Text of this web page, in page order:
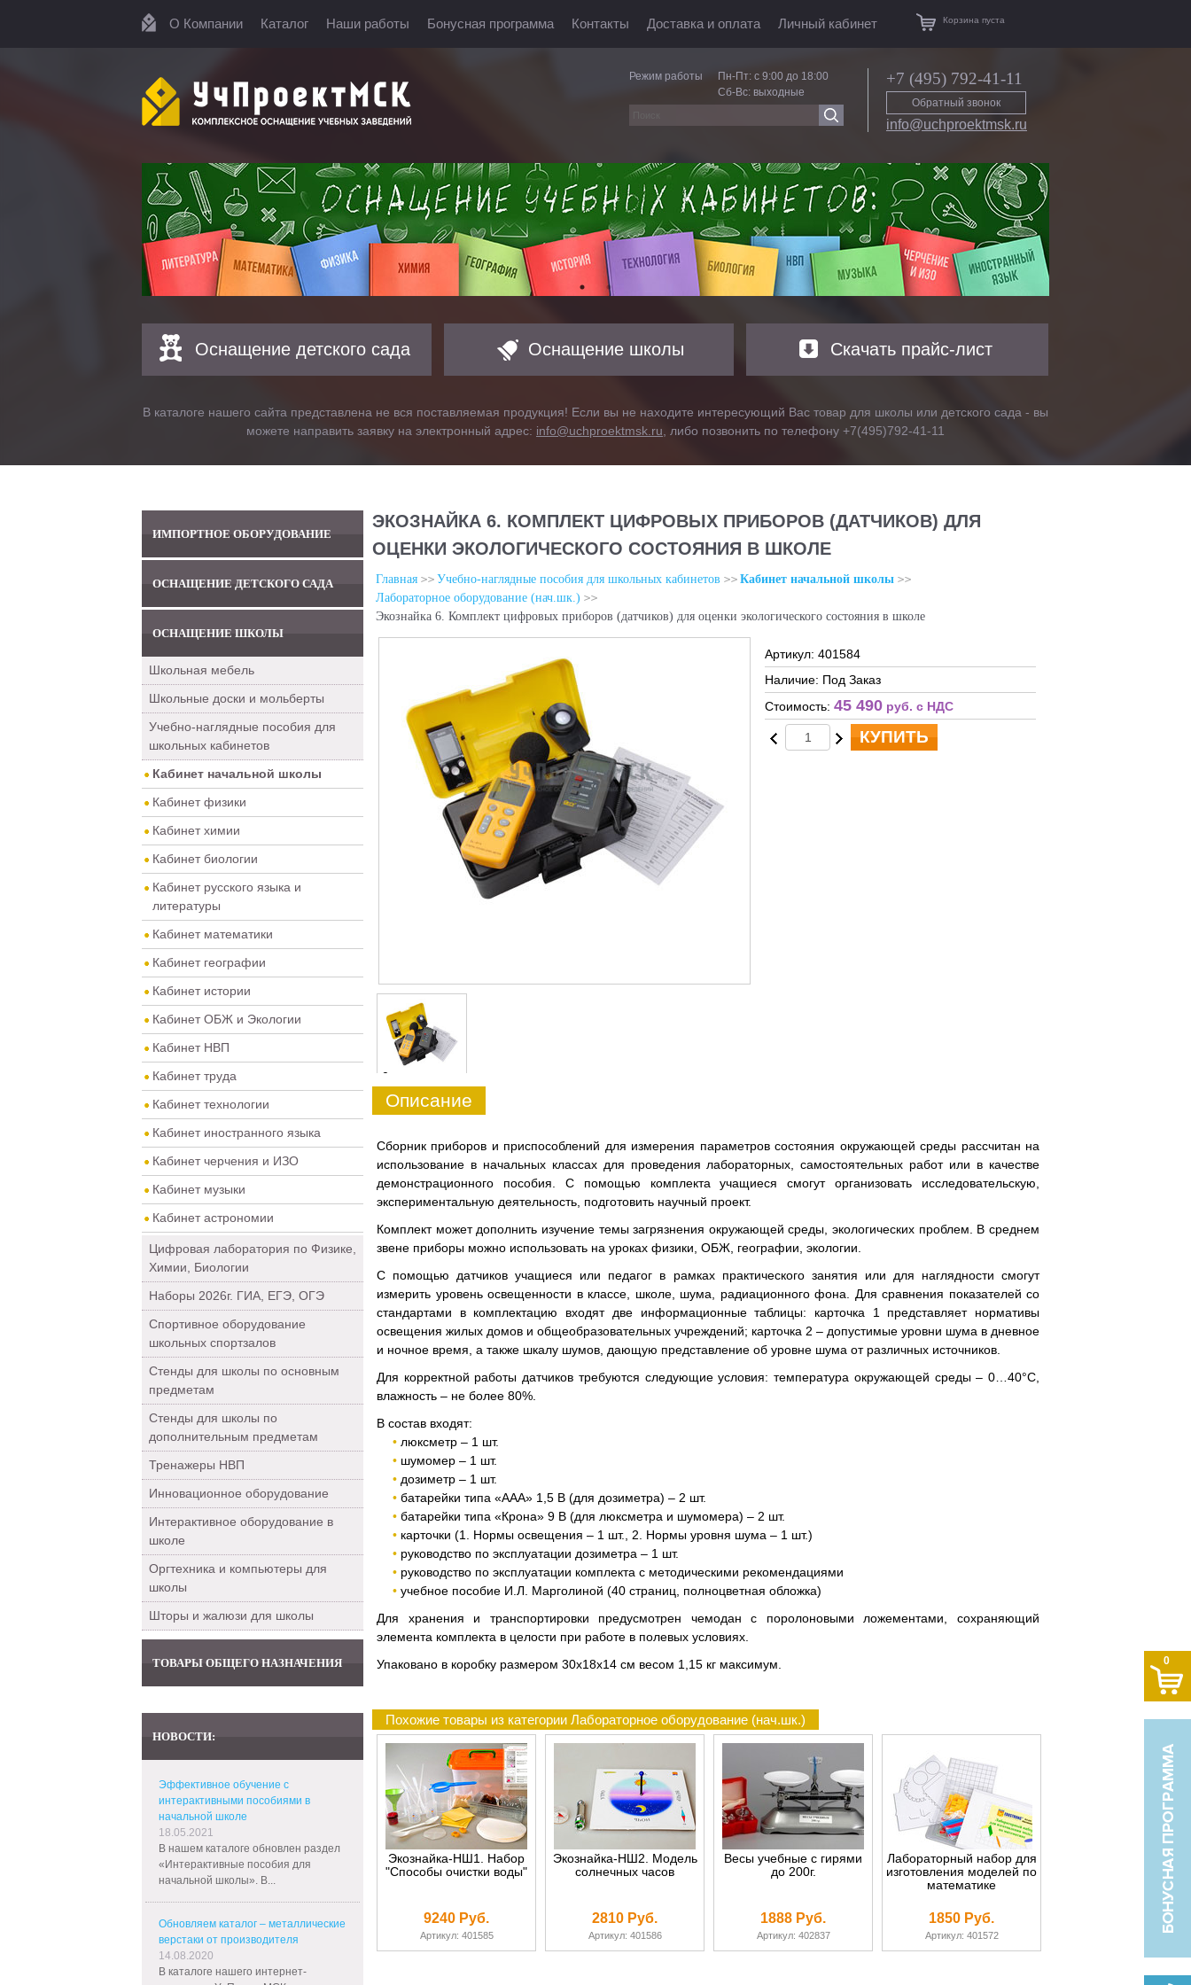
О Компании Каталог Наши работы Бонусная программа Контакты Доставка и оплата Личный кабинет Корзина пуста
Режим работы
Пн-Пт: с 9:00 до 18:00
Сб-Вс: выходные
+7 (495) 792-41-11
Обратный звонок
info@uchproektmsk.ru
Оснащение детского сада Оснащение школы Скачать прайс-лист
В каталоге нашего сайта представлена не вся поставляемая продукция! Если вы не находите интересующий Вас товар для школы или детского сада - вы
можете направить заявку на электронный адрес: info@uchproektmsk.ru , либо позвонить по телефону +7(495)792-41-11
ИМПОРТНОЕ ОБОРУДОВАНИЕ
ОСНАЩЕНИЕ ДЕТСКОГО САДА
ОСНАЩЕНИЕ ШКОЛЫ
Школьная мебель
Школьные доски и мольберты
Учебно-наглядные пособия для
школьных кабинетов
Кабинет начальной школы
Кабинет физики
Кабинет химии
Кабинет биологии
Кабинет русского языка и
литературы
Кабинет математики
Кабинет географии
Кабинет истории
Кабинет ОБЖ и Экологии
Кабинет НВП
Кабинет труда
Кабинет технологии
Кабинет иностранного языка
Кабинет черчения и ИЗО
Кабинет музыки
Кабинет астрономии
Цифровая лаборатория по Физике,
Химии, Биологии
Наборы 2026г. ГИА, ЕГЭ, ОГЭ
Спортивное оборудование
школьных спортзалов
Стенды для школы по основным
предметам
Стенды для школы по
дополнительным предметам
Тренажеры НВП
Инновационное оборудование
Интерактивное оборудование в
школе
Оргтехника и компьютеры для
школы
Шторы и жалюзи для школы
ТОВАРЫ ОБЩЕГО НАЗНАЧЕНИЯ
НОВОСТИ:
Эффективное обучение с
интерактивными пособиями в
начальной школе
18.05.2021
В нашем каталоге обновлен раздел
«Интерактивные пособия для
начальной школы». В...
Обновляем каталог – металлические
верстаки от производителя
14.08.2020
В каталоге нашего интернет-
ЭКОЗНАЙКА 6. КОМПЛЕКТ ЦИФРОВЫХ ПРИБОРОВ (ДАТЧИКОВ) ДЛЯ
ОЦЕНКИ ЭКОЛОГИЧЕСКОГО СОСТОЯНИЯ В ШКОЛЕ
Главная Учебно-наглядные пособия для школьных кабинетов
Кабинет начальной школы
Лабораторное оборудование (нач.шк.)
Экознайка 6. Комплект цифровых приборов (датчиков) для оценки экологического состояния в школе
0
Артикул: 401584
Наличие: Под Заказ
Стоимость: 45 490 руб. c НДС
КУПИТЬ
Описание
Сборник приборов и приспособлений для измерения параметров состояния окружающей среды рассчитан на
использование в начальных классах для проведения лабораторных, самостоятельных работ или в качестве
демонстрационного пособия. С помощью комплекта учащиеся смогут организовать исследовательскую,
экспериментальную деятельность, подготовить научный проект.
Комплект может дополнить изучение темы загрязнения окружающей среды, экологических проблем. В среднем
звене приборы можно использовать на уроках физики, ОБЖ, географии, экологии.
С помощью датчиков учащиеся или педагог в рамках практического занятия или для наглядности смогут
измерить уровень освещенности в классе, школе, шума, радиационного фона. Для сравнения показателей со
стандартами в комплектацию входят две информационные таблицы: карточка 1 представляет нормативы
освещения жилых домов и общеобразовательных учреждений; карточка 2 – допустимые уровни шума в дневное
и ночное время, а также шкалу шумов, дающую представление об уровне шума от различных источников.
Для корректной работы датчиков требуются следующие условия: температура окружающей среды – 0…40°C,
влажность – не более 80%.
В состав входят:
люксметр – 1 шт.
шумомер – 1 шт.
дозиметр – 1 шт.
батарейки типа «ААА» 1,5 В (для дозиметра) – 2 шт.
батарейки типа «Крона» 9 В (для люксметра и шумомера) – 2 шт.
карточки (1. Нормы освещения – 1 шт., 2. Нормы уровня шума – 1 шт.)
руководство по эксплуатации дозиметра – 1 шт.
руководство по эксплуатации комплекта с методическими рекомендациями
учебное пособие И.Л. Марголиной (40 страниц, полноцветная обложка)
Для хранения и транспортировки предусмотрен чемодан с поролоновыми ложементами, сохраняющий
элемента комплекта в целости при работе в полевых условиях.
Упаковано в коробку размером 30х18х14 см весом 1,15 кг максимум.
Похожие товары из категории Лабораторное оборудование (нач.шк.)
Экознайка-НШ1. Набор
"Способы очистки воды"
9240 Руб.
Артикул: 401585
Экознайка-НШ2. Модель
солнечных часов
2810 Руб.
Артикул: 401586
Весы учебные с гирями
до 200г.
1888 Руб.
Артикул: 402837
Лабораторный набор для
изготовления моделей по
математике
1850 Руб.
Артикул: 401572
0